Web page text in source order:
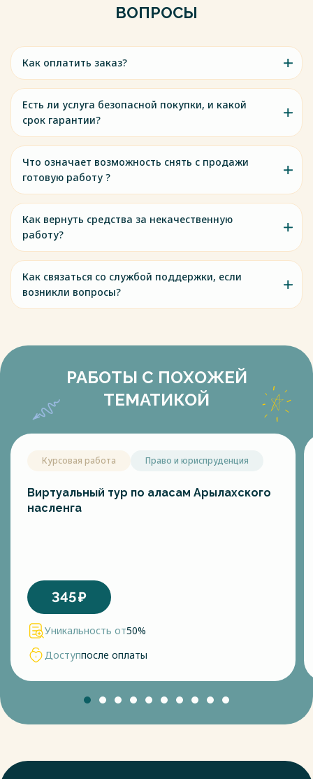
ВОПРОСЫ
Как оплатить заказ?
Есть ли услуга безопасной покупки, и какой
срок гарантии?
Что означает возможность снять с продажи
готовую работу ?
Как вернуть средства за некачественную
работу?
Как связаться со службой поддержки, если
возникли вопросы?
РАБОТЫ С ПОХОЖЕЙ
ТЕМАТИКОЙ
Курсовая работа Право и юриспруденция
Виртуальный тур по аласам Арылахского
насленга
345₽
Уникальность от50%
Доступпосле оплаты